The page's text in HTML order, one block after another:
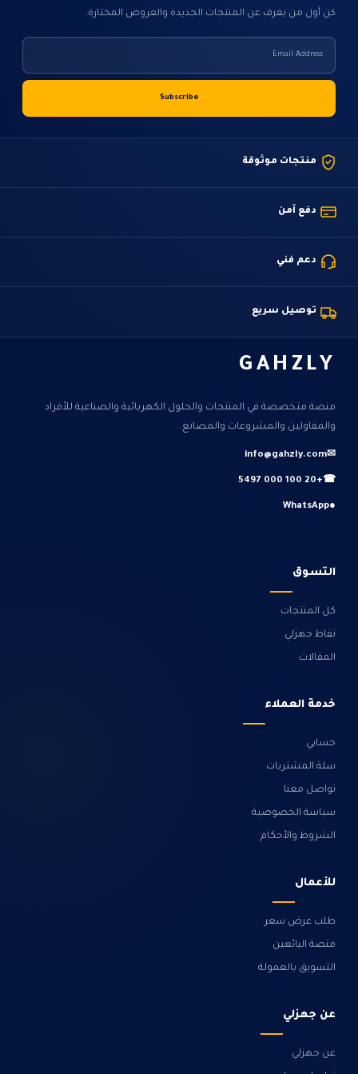
كن أول من يعرف عن المنتجات الجديدة والعروض المختارة.
منتجات موثوقة
دفع آمن
دعم فني
توصيل سريع
GAHZLY
منصة متخصصة في المنتجات والحلول الكهربائية والصناعية للأفراد
والمقاولين والمشروعات والمصانع.
✉
info@gahzly.com
☎
+20 100 000 5497
●
WhatsApp
التسوق
كل المنتجات
نقاط جهزلي
المقالات
خدمة العملاء
حسابي
سلة المشتريات
تواصل معنا
سياسة الخصوصية
الشروط والأحكام
للأعمال
طلب عرض سعر
منصة البائعين
التسويق بالعمولة
عن جهزلي
عن جهزلي